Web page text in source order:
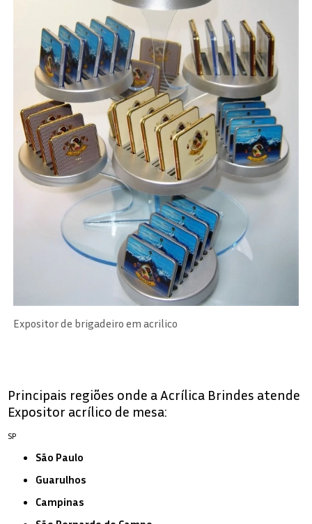
Expositor de brigadeiro em acrilico
Principais regiões onde a Acrílica Brindes atende
Expositor acrílico de mesa:
SP
São Paulo
Guarulhos
Campinas